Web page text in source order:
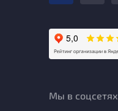
Мы в соцсетях